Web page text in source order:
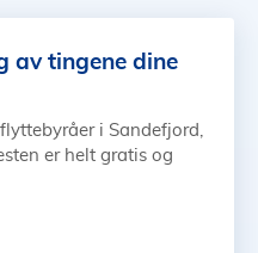
av tingene dine
i Sandefjord,
er helt gratis og